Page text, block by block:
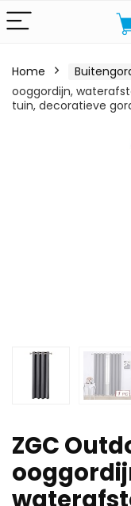
Home
ooggordijn,
tuin, decoratieve
ZGC